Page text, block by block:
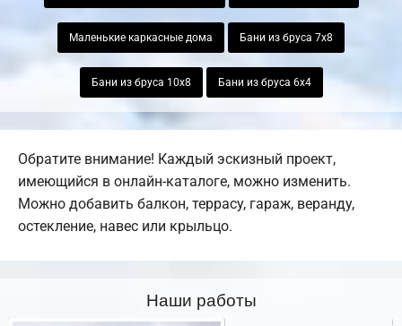
Маленькие каркасные дома Бани из бруса 7х8
Бани из бруса 10х8 Бани из бруса 6х4
Обратите внимание! Каждый эскизный проект,
имеющийся в онлайн-каталоге, можно изменить.
Можно добавить балкон, террасу, гараж, веранду,
остекление, навес или крыльцо.
Наши работы